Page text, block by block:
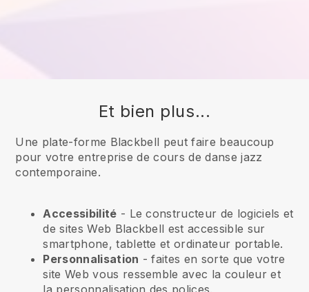
Et bien plus...
Une plate-forme Blackbell peut faire beaucoup
pour votre entreprise de cours de danse jazz
contemporaine.
Accessibilité - Le constructeur de logiciels et
de sites Web Blackbell est accessible sur
smartphone, tablette et ordinateur portable.
Personnalisation - faites en sorte que votre
site Web vous ressemble avec la couleur et